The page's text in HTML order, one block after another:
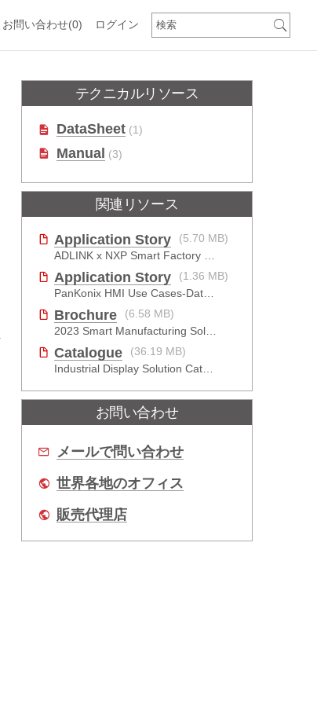
お問い合わせ(0) ログイン
テクニカルリソース
DataSheet (1)
Manual (3)
関連リソース
Application Story
(5.70 MB)
Application Story
(1.36 MB)
Brochure
(6.58 MB)
Catalogue
(36.19 MB)
お問い合わせ
メールで問い合わせ
世界各地のオフィス
販売代理店